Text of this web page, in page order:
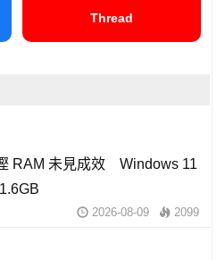
Thread
RAM 未見成效 Windows 11
2026-08-09 2099